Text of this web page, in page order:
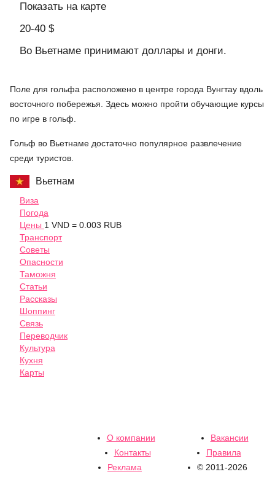
Показать на карте
20-40 $
Во Вьетнаме принимают доллары и донги.
Поле для гольфа расположено в центре города Вунгтау вдоль
восточного побережья. Здесь можно пройти обучающие курсы
по игре в гольф.
Гольф во Вьетнаме достаточно популярное развлечение
среди туристов.
Вьетнам
Виза
Погода
Цены 1 VND = 0.003 RUB
Транспорт
Советы
Опасности
Таможня
Статьи
Рассказы
Шоппинг
Связь
Переводчик
Культура
Кухня
Карты
О компании
Вакансии
Контакты
Правила
Реклама
© 2011-2026